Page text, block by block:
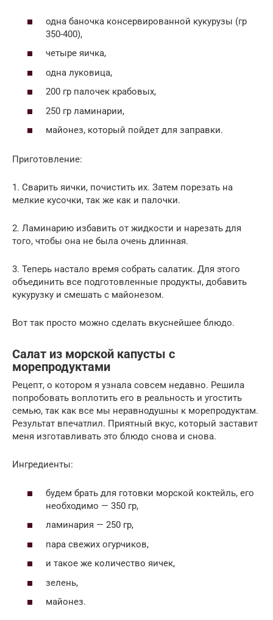
одна баночка консервированной кукурузы (гр
350-400),
четыре яичка,
одна луковица,
200 гр палочек крабовых,
250 гр ламинарии,
майонез, который пойдет для заправки.
Приготовление:
1. Сварить яички, почистить их. Затем порезать на
мелкие кусочки, так же как и палочки.
2. Ламинарию избавить от жидкости и нарезать для
того, чтобы она не была очень длинная.
3. Теперь настало время собрать салатик. Для этого
объединить все подготовленные продукты, добавить
кукурузку и смешать с майонезом.
Вот так просто можно сделать вкуснейшее блюдо.
Салат из морской капусты с
морепродуктами
Рецепт, о котором я узнала совсем недавно. Решила
попробовать воплотить его в реальность и угостить
семью, так как все мы неравнодушны к морепродуктам.
Результат впечатлил. Приятный вкус, который заставит
меня изготавливать это блюдо снова и снова.
Ингредиенты:
будем брать для готовки морской коктейль, его
необходимо — 350 гр,
ламинария — 250 гр,
пара свежих огурчиков,
и такое же количество яичек,
зелень,
майонез.